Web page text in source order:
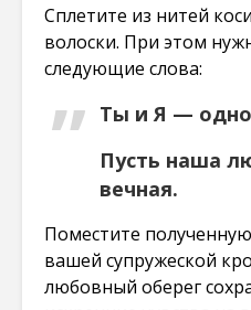
Сплетите из нитей
волоски. При этом
следующие слова:
Ты и Я —
Пусть наша
вечная.
Поместите
вашей супружеской
любовный оберег